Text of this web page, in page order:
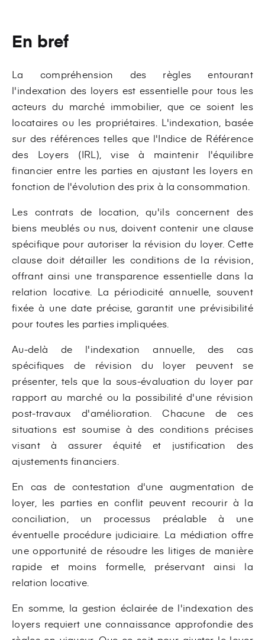
En bref
La compréhension des règles entourant
l'indexation des loyers est essentielle pour tous les
acteurs du marché immobilier, que ce soient les
locataires ou les propriétaires. L'indexation, basée
sur des références telles que l'Indice de Référence
des Loyers (IRL), vise à maintenir l'équilibre
financier entre les parties en ajustant les loyers en
fonction de l'évolution des prix à la consommation.
Les contrats de location, qu'ils concernent des
biens meublés ou nus, doivent contenir une clause
spécifique pour autoriser la révision du loyer. Cette
clause doit détailler les conditions de la révision,
offrant ainsi une transparence essentielle dans la
relation locative. La périodicité annuelle, souvent
fixée à une date précise, garantit une prévisibilité
pour toutes les parties impliquées.
Au-delà de l'indexation annuelle, des cas
spécifiques de révision du loyer peuvent se
présenter, tels que la sous-évaluation du loyer par
rapport au marché ou la possibilité d'une révision
post-travaux d'amélioration. Chacune de ces
situations est soumise à des conditions précises
visant à assurer équité et justification des
ajustements financiers.
En cas de contestation d'une augmentation de
loyer, les parties en conflit peuvent recourir à la
conciliation, un processus préalable à une
éventuelle procédure judiciaire. La médiation offre
une opportunité de résoudre les litiges de manière
rapide et moins formelle, préservant ainsi la
relation locative.
En somme, la gestion éclairée de l'indexation des
loyers requiert une connaissance approfondie des